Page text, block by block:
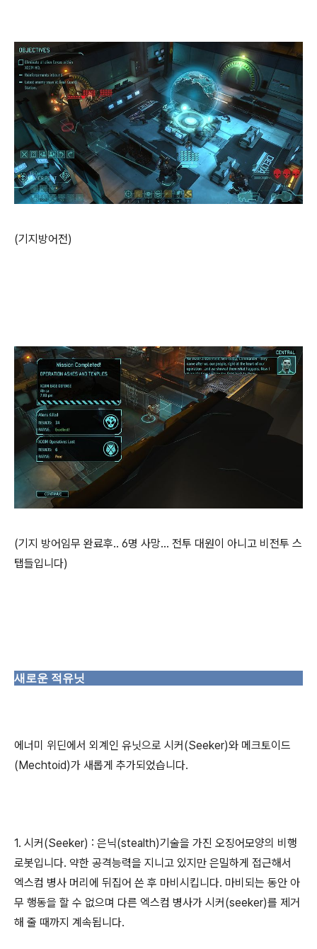
(기지방어전)
(기지 방어임무 완료후.. 6명 사망... 전투 대원이 아니고 비전투 스
탭들입니다)
새로운 적유닛
에너미 위딘에서 외계인 유닛으로 시커(Seeker)와 메크토이드
(Mechtoid)가 새롭게 추가되었습니다.
1. 시커(Seeker) : 은닉(stealth)기술을 가진 오징어모양의 비행
로봇입니다. 약한 공격능력을 지니고 있지만 은밀하게 접근해서
엑스컴 병사 머리에 뒤집어 쓴 후 마비시킵니다. 마비되는 동안 아
무 행동을 할 수 없으며 다른 엑스컴 병사가 시커(seeker)를 제거
해 줄 때까지 계속됩니다.